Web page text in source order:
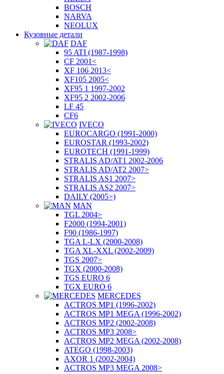
BOSCH
NARVA
NEOLUX
Кузовные детали
DAF
95 ATI (1987-1998)
CF 2001<
XF 106 2013<
XF105 2005<
XF95 1 1997-2002
XF95 2 2002-2006
LF 45
CF6
IVECO
EUROCARGO (1991-2000)
EUROSTAR (1993-2002)
EUROTECH (1991-1999)
STRALIS AD/AT1 2002-2006
STRALIS AD/AT2 2007>
STRALIS AS1 2007>
STRALIS AS2 2007>
DAILY (2005>)
MAN
TGL 2004>
F2000 (1994-2001)
F90 (1986-1997)
TGA L-LX (2000-2008)
TGA XL-XXL (2002-2009)
TGS 2007>
TGX (2000-2008)
TGS EURO 6
TGX EURO 6
MERCEDES
ACTROS MP1 (1996-2002)
ACTROS MP1 MEGA (1996-2002)
ACTROS MP2 (2002-2008)
ACTROS MP3 2008>
ACTROS MP2 MEGA (2002-2008)
ATEGO (1998-2003)
AXOR 1 (2002-2004)
ACTROS MP3 MEGA 2008>